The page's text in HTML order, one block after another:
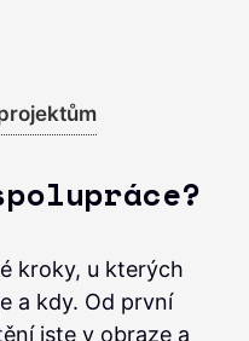
kroky, u kterých
a kdy. Od první
jste v obraze a